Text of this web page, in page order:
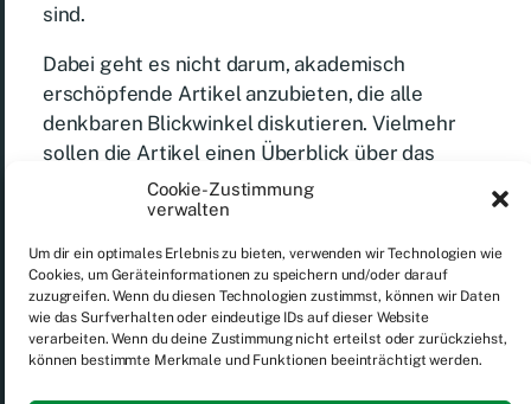
Cookie-Zustimmung
verwalten
Um dir ein optimales Erlebnis zu bieten, verwenden wir Technologien wie
Cookies, um Geräteinformationen zu speichern und/oder darauf
zuzugreifen. Wenn du diesen Technologien zustimmst, können wir Daten
wie das Surfverhalten oder eindeutige IDs auf dieser Website
verarbeiten. Wenn du deine Zustimmung nicht erteilst oder zurückziehst,
können bestimmte Merkmale und Funktionen beeinträchtigt werden.
sind.
Dabei geht es nicht darum, akademisch
erschöpfende Artikel anzubieten, die alle
denkbaren Blickwinkel diskutieren. Vielmehr
sollen die Artikel einen Überblick über das
jeweilige Thema bieten. Wer noch tiefer in einen
Bereich eintauchen möchte, findet in den Artikel
je weiterführende, zitierfähige Literatur.
Wir wünschen Ihnen viel Spaß beim
Durchstöbern! Das Italianistik Wiki ist ein stetig
wachsendes Projekt, d.h. wir erweitern den Pool